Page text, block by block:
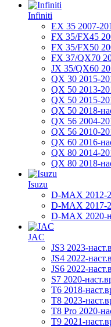
Infiniti
EX 35 2007-
FX 35/FX45
FX 35/FX50
FX 37/QX70
JX 35/QX60
QX 30 2015-
QX 50 2013-
QX 50 2015-
QX 50 2018-
QX 56 2004-
QX 56 2010-
QX 60 2016-
QX 80 2014-
QX 80 2018-
Isuzu
D-MAX 2012-
D-MAX 2017-
D-MAX 2020-
JAC
JS3 2023-
JS4 2022-
JS6 2022-
S7 2020-
T6 2018-
T8 2023-
T8 Pro 2020-
T9 2021-